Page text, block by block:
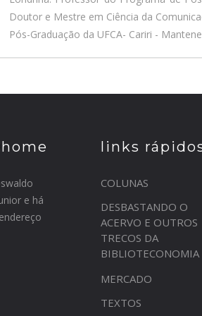
Doutor e Mestre em Ciência da
Pós-Graduação da UFCA- Cariri -
e há
links
COLUNAS
DESBASTANDO O
ACERVO E OUTROS
TRECOS DA
BIBLIOTECONOMIA
MERCADO
TEXTOS